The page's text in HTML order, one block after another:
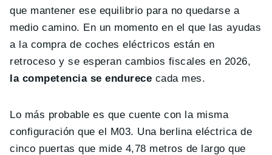
que mantener ese equilibrio para no quedarse a
medio camino. En un momento en el que las ayudas
a la compra de coches eléctricos están en
retroceso y se esperan cambios fiscales en 2026,
la competencia se endurece cada mes.
Lo más probable es que cuente con la misma
configuración que el M03. Una berlina eléctrica de
cinco puertas que mide 4,78 metros de largo que